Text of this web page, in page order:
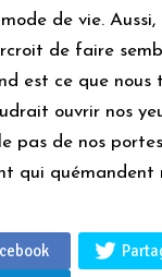
de vie.
de faire
est ce que nous
ouvrir nos
pas de nos
qui